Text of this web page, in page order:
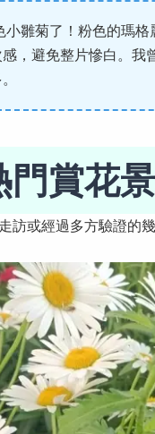
小雛菊了！粉色的瑪
，避免整片慘白。我
賞花
訪或經過多方驗證的